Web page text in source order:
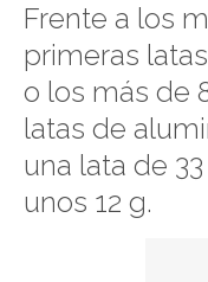
Frente a los
primeras
o los más de
latas de
una lata de
unos 12 g.